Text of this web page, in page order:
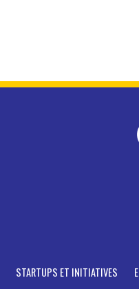
STARTUPS ET INITIATIVES